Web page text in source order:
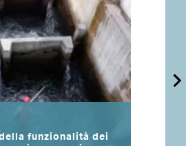
funzionalità dei